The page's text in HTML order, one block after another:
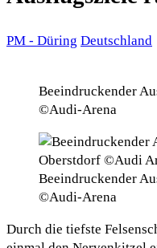
PM - Düring Deutschland
Beeindruckender
©Audi-Arena
Beeindruckender
©Audi-Arena
Durch die tiefste